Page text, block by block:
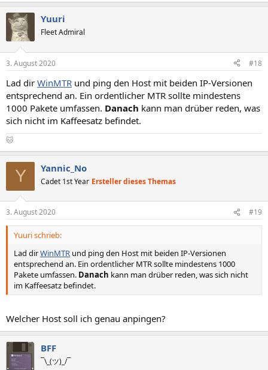
Yuuri
Fleet Admiral
3. August 2020 #18
Lad dir WinMTR und ping den Host mit beiden IP-Versionen
entsprechend an. Ein ordentlicher MTR sollte mindestens
1000 Pakete umfassen. Danach kann man drüber reden, was
sich nicht im Kaffeesatz befindet.
🐱
Y Yannic_No
Cadet 1st Year Ersteller dieses Themas
3. August 2020 #19
Yuuri schrieb:
Lad dirWinMTR und ping den Host mit beiden IP-Versionen
entsprechend an. Ein ordentlicher MTR sollte mindestens 1000
Pakete umfassen. Danach kann man drüber reden, was sich nicht
im Kaffeesatz befindet.
Welcher Host soll ich genau anpingen?
BFF
¯\_(ツ)_/¯